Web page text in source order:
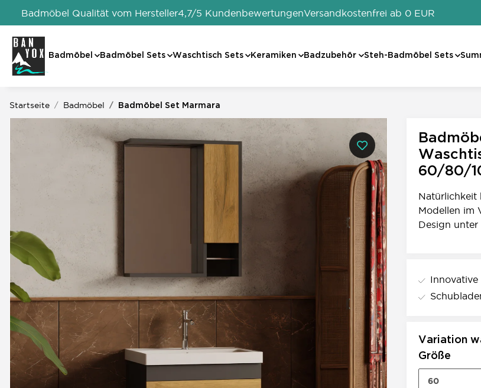
Badmöbel Qualität vom Hersteller4,7/5 KundenbewertungenVersandkostenfrei ab 0 EUR
Badmöbel Badmöbel Sets Waschtisch Sets Keramiken Badzubehör Steh-Badmöbel Sets
Startseite Badmöbel Badmöbel Set Marmara
60/80/
Natürlichkeit
Modellen im
Design
Variation
Größe
60